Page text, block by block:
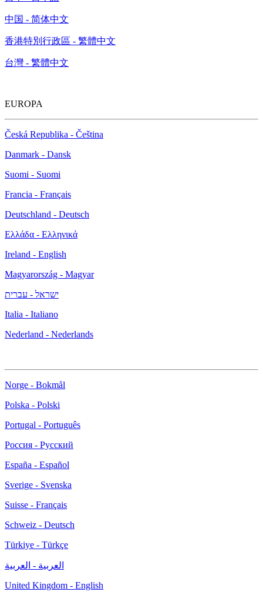
中国 - 简体中文
香港特別行政區 - 繁體中文
台灣 - 繁體中文
EUROPA
Česká Republika - Čeština
Danmark - Dansk
Suomi - Suomi
Francia - Français
Deutschland - Deutsch
Ελλάδα - Ελληνικά
Ireland - English
Magyarország - Magyar
ישראל - עברית
Italia - Italiano
Nederland - Nederlands
Norge - Bokmål
Polska - Polski
Portugal - Português
Россия - Русский
España - Español
Sverige - Svenska
Suisse - Français
Schweiz - Deutsch
Türkiye - Türkçe
العربية - العربية
United Kingdom - English